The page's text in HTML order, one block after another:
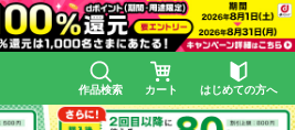
作品検索 カート はじめての方へ